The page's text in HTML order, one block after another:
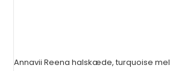
Annavii Reena halskæde, turquoise mel